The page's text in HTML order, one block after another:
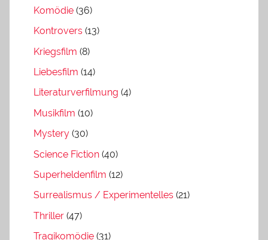
Komödie (36)
Kontrovers (13)
Kriegsfilm (8)
Liebesfilm (14)
Literaturverfilmung (4)
Musikfilm (10)
Mystery (30)
Science Fiction (40)
Superheldenfilm (12)
Surrealismus / Experimentelles (21)
Thriller (47)
Tragikomödie (31)